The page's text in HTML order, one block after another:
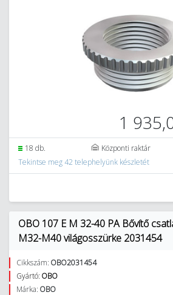
1
18 db. Központi raktár
Tekintse meg 42 telephelyünk készletét
OBO 107 E M 32-40 PA Bővítő
M32-M40 világosszürke 2031454
Cikkszám: OBO2031454
Gyártó: OBO
Márka: OBO